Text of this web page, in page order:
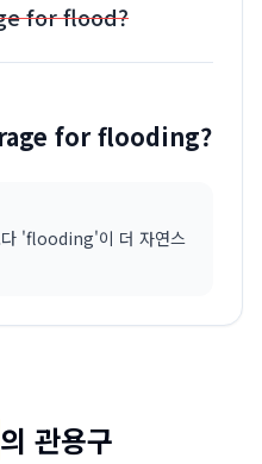
for flood?
for flooding?
'flooding'이 더 자연스
의 관용구